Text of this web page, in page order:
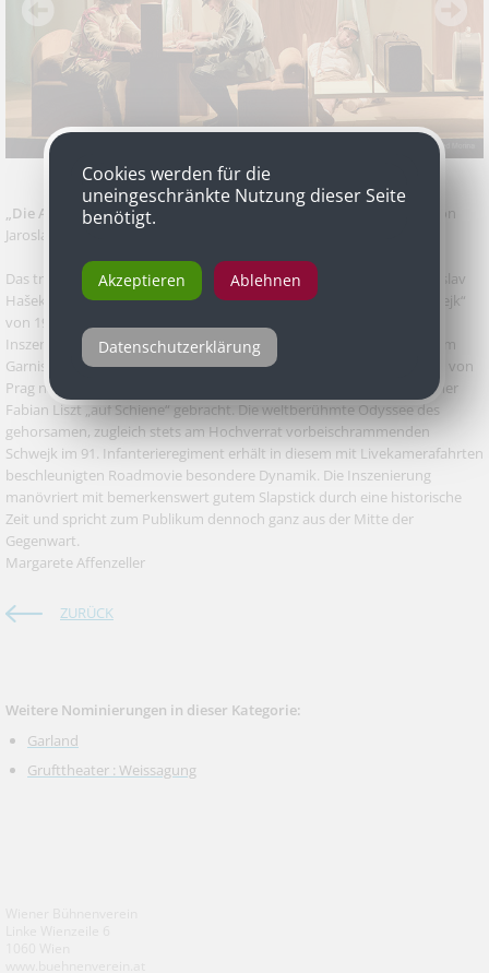
„Die Abenteuer des braven Soldaten Schwejk“
nach dem Roman von
Jaroslav Hašek, Inszenierung Matthias Rippert, Landestheater Linz
Das tragikomische, kaiserlich-königliche Militärpanoptikum aus Jaroslav
Hašeks Weltkriegsroman „Die Abenteuer des braven Soldaten Schwejk“
von 1921 verstaut Regisseur Matthias Rippert in seiner Linzer
Inszenierung auf geniale Weise in einer einzigen Eisenbahn. Szenen im
Garnisonsspital, am Gendarmerieposten oder eben im Speisewagon von
Prag nach Budweis: Sie alle hat Rippert gemeinsam mit Bühnenbildner
Fabian Liszt „auf Schiene“ gebracht. Die weltberühmte Odyssee des
gehorsamen, zugleich stets am Hochverrat vorbeischrammenden
Schwejk im 91. Infanterieregiment erhält in diesem mit Livekamerafahrten
beschleunigten Roadmovie besondere Dynamik. Die Inszenierung
manövriert mit bemerkenswert gutem Slapstick durch eine historische
Zeit und spricht zum Publikum dennoch ganz aus der Mitte der
Gegenwart.
Margarete Affenzeller
ZURÜCK
Weitere Nominierungen in dieser Kategorie:
Garland
Grufttheater : Weissagung
Cookies werden für die
uneingeschränkte Nutzung dieser Seite
benötigt.
Akzeptieren Ablehnen
Datenschutzerklärung